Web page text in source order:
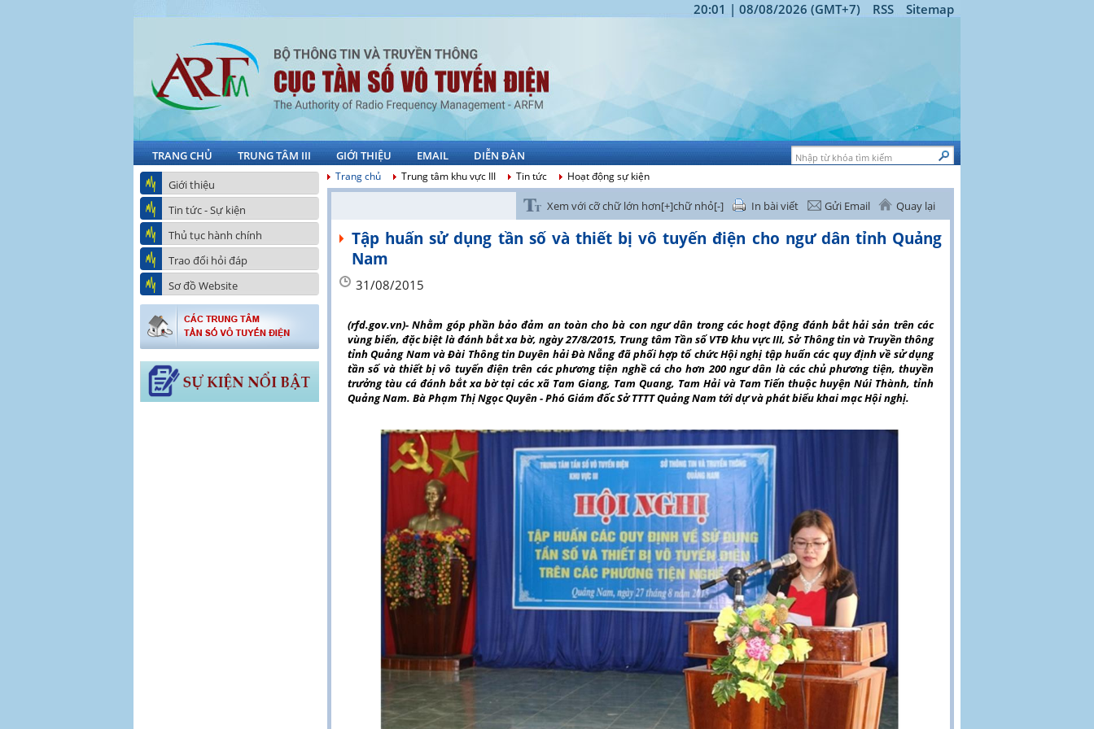
20:01 | 08/08/2026 (GMT+7) RSS Sitemap
TRANG CHỦ TRUNG TÂM III GIỚI THIỆU EMAIL
DIỄN ĐÀN
Giới thiệu
Tin tức - Sự kiện
Thủ tục hành chính
Trao đổi hỏi đáp
Sơ đồ Website
Trang chủ Trung tâm khu vực III Tin tức Hoạt động sự kiện
Xem với cỡ chữ lớn hơn[+]chữ nhỏ[-] In bài viết Gửi Email Quay lại
Tập huấn sử dụng tần số và thiết bị vô tuyến điện cho ngư dân tỉnh Quảng
Nam
31/08/2015
(rfd.gov.vn)- Nhằm góp phần bảo đảm an toàn cho bà con ngư dân trong các hoạt động đánh bắt hải sản trên các
vùng biển, đặc biệt là đánh bắt xa bờ, ngày 27/8/2015, Trung tâm Tần số VTĐ khu vực III, Sở Thông tin và Truyền thông
tỉnh Quảng Nam và Đài Thông tin Duyên hải Đà Nẵng đã phối hợp tổ chức Hội nghị tập huấn các quy định về sử dụng
tần số và thiết bị vô tuyến điện trên các phương tiện nghề cá cho hơn 200 ngư dân là các chủ phương tiện, thuyền
trưởng tàu cá đánh bắt xa bờ tại các xã Tam Giang, Tam Quang, Tam Hải và Tam Tiến thuộc huyện Núi Thành, tỉnh
Quảng Nam. Bà Phạm Thị Ngọc Quyên - Phó Giám đốc Sở TTTT Quảng Nam tới dự và phát biểu khai mạc Hội nghị.